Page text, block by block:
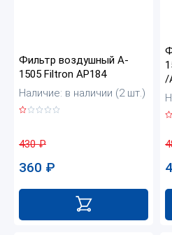
Фильтр воздушный A-
1505 Filtron AP184
Наличие: в наличии (2 шт.)
430₽
360 ₽
/